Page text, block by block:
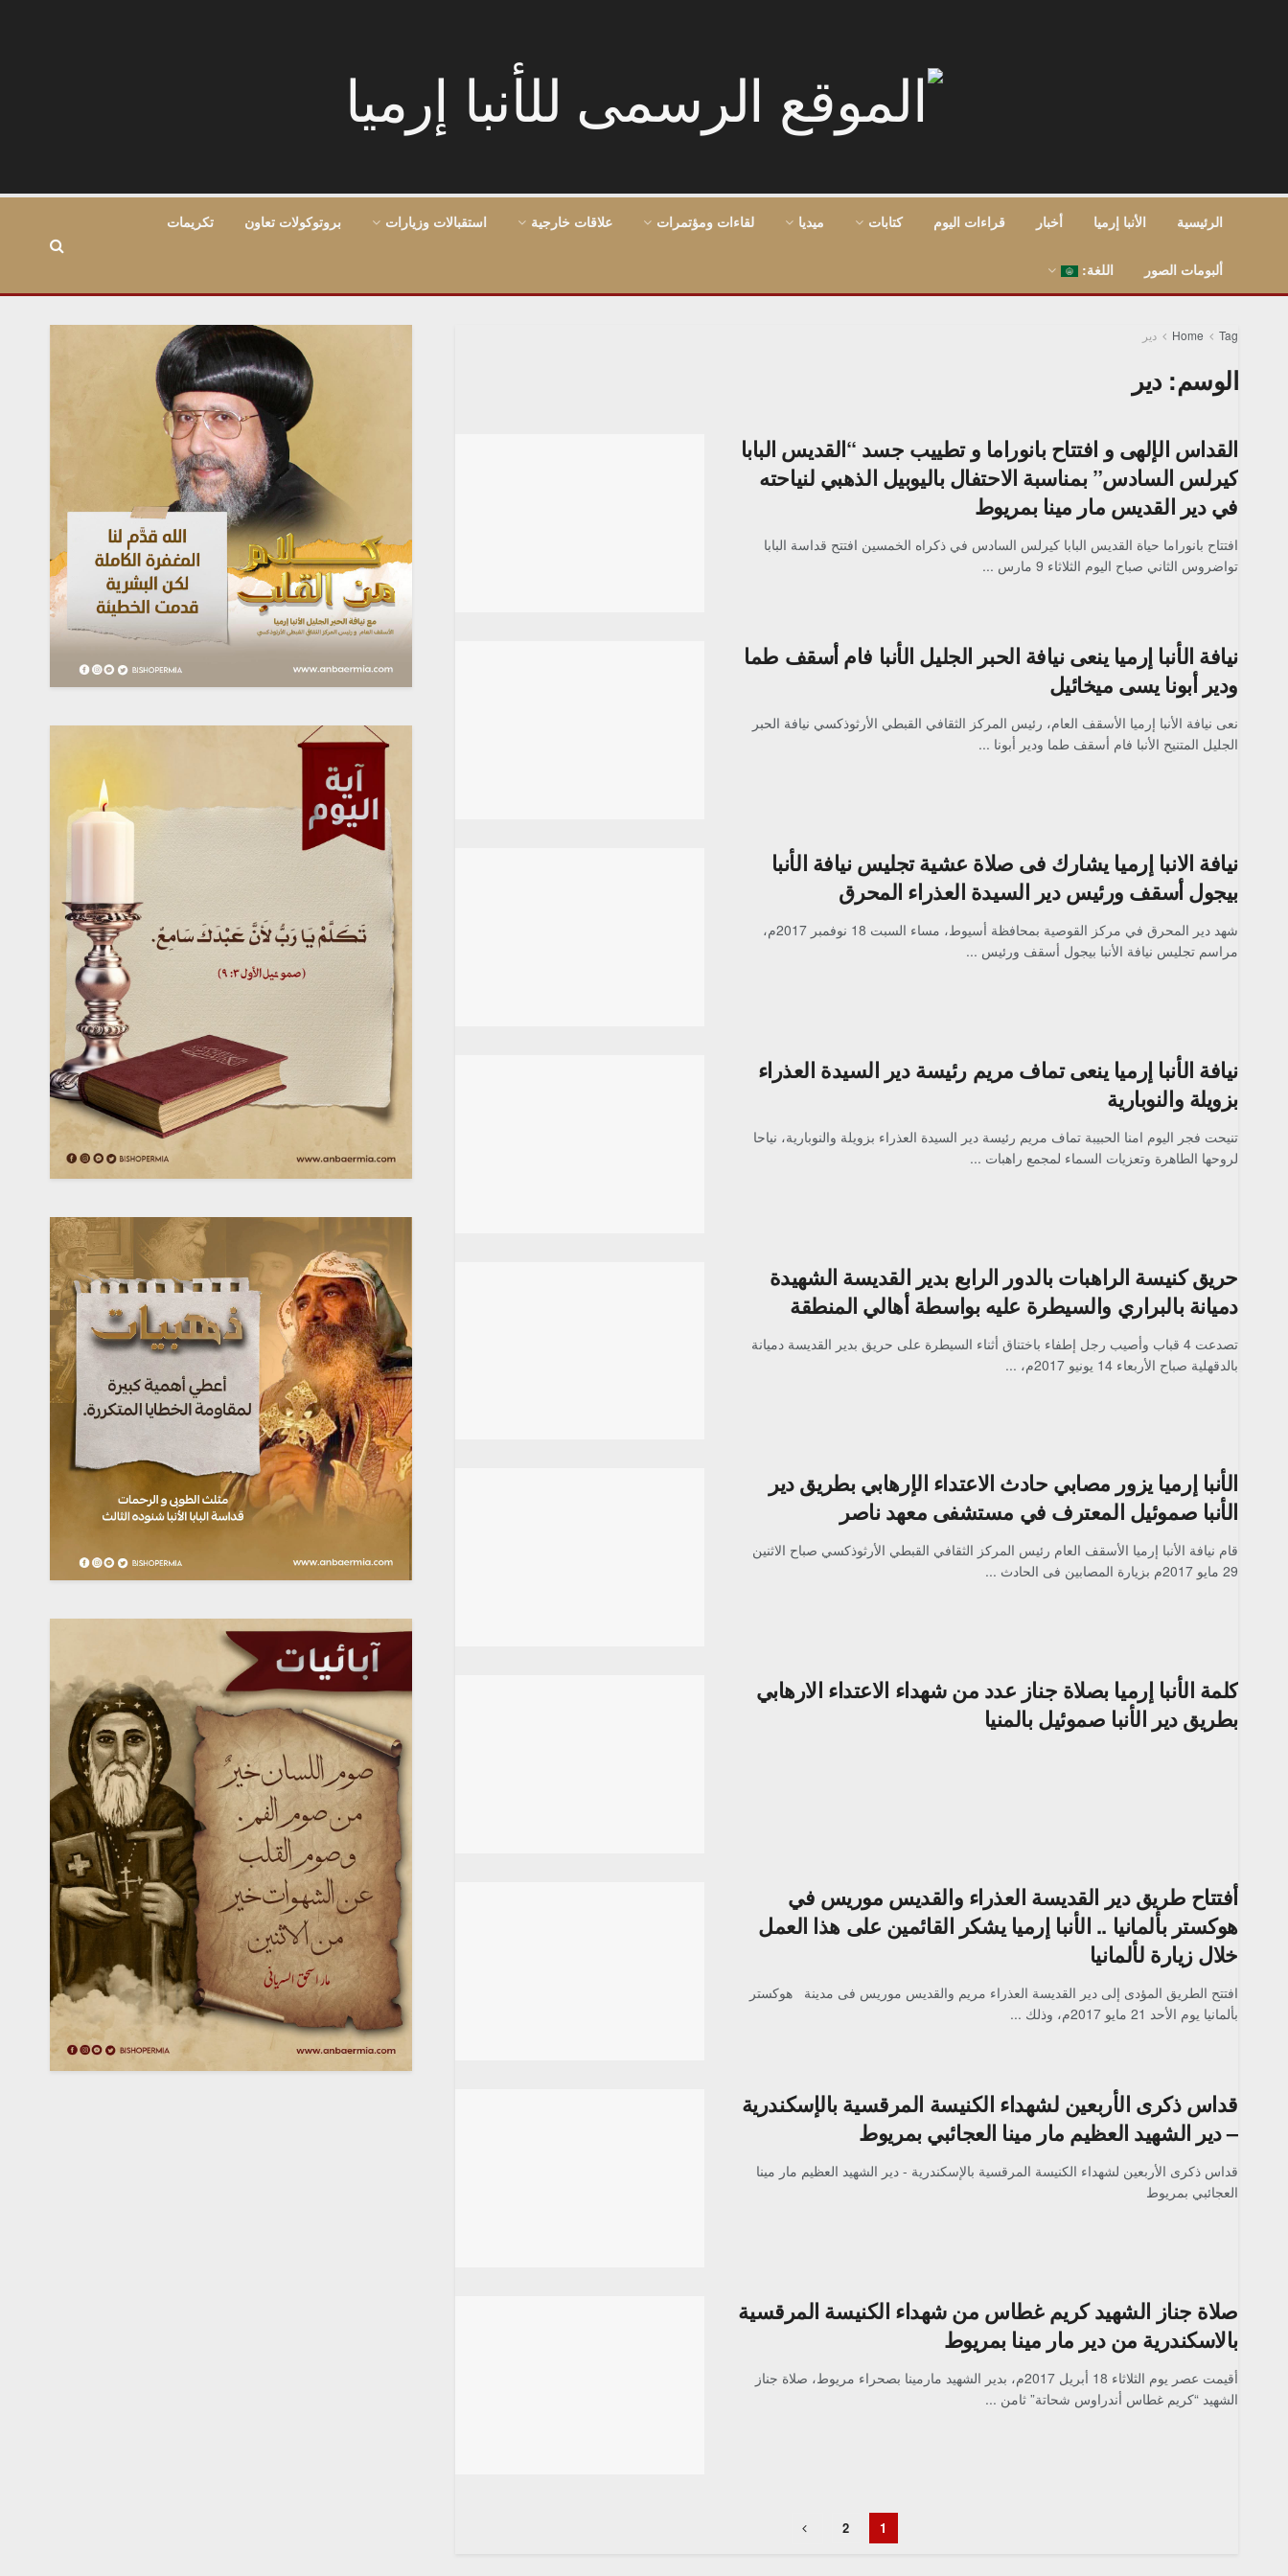
الرئيسية الأنبا إرميا أخبار قراءات اليوم كتابات ميديا لقاءات ومؤتمرات علاقات خارجية استقبالات وزيارات بروتوكولات تعاون تكريمات
ألبومات الصور اللغة:
Home Tag دير
الوسم:دير
القداس الإلهى و افتتاح بانوراما و تطييب جسد “القديس البابا
كيرلس السادس” بمناسبة الاحتفال باليوبيل الذهبي لنياحته
في دير القديس مار مينا بمريوط
افتتاح بانوراما حياة القديس البابا كيرلس السادس في ذكراه الخمسين افتتح قداسة البابا
تواضروس الثاني صباح اليوم الثلاثاء 9 مارس ...
نيافة الأنبا إرميا ينعى نيافة الحبر الجليل الأنبا فام أسقف طما
ودير أبونا يسى ميخائيل
نعى نيافة الأنبا إرميا الأسقف العام، رئيس المركز الثقافي القبطي الأرثوذكسي نيافة الحبر
الجليل المتنيح الأنبا فام أسقف طما ودير أبونا ...
نيافة الانبا إرميا يشارك فى صلاة عشية تجليس نيافة الأنبا
بيجول أسقف ورئيس دير السيدة العذراء المحرق
شهد دير المحرق في مركز القوصية بمحافظة أسيوط، مساء السبت 18 نوفمبر 2017م،
مراسم تجليس نيافة الأنبا بيجول أسقف ورئيس ...
نيافة الأنبا إرميا ينعى تماف مريم رئيسة دير السيدة العذراء
بزويلة والنوبارية
تنيحت فجر اليوم امنا الحبيبة تماف مريم رئيسة دير السيدة العذراء بزويلة والنوبارية، نياحا
لروحها الطاهرة وتعزيات السماء لمجمع راهبات ...
حريق كنيسة الراهبات بالدور الرابع بدير القديسة الشهيدة
دميانة بالبراري والسيطرة عليه بواسطة أهالي المنطقة
تصدعت 4 قباب وأصيب رجل إطفاء باختناق أثناء السيطرة على حريق بدير القديسة دميانة
بالدقهلية صباح الأربعاء 14 يونيو 2017م، ...
الأنبا إرميا يزور مصابي حادث الاعتداء الإرهابي بطريق دير
الأنبا صموئيل المعترف في مستشفى معهد ناصر
قام نيافة الأنبا إرميا الأسقف العام رئيس المركز الثقافي القبطي الأرثوذكسي صباح الاثنين
29 مايو 2017م بزيارة المصابين فى الحادث ...
كلمة الأنبا إرميا بصلاة جناز عدد من شهداء الاعتداء الارهابي
بطريق دير الأنبا صموئيل بالمنيا
أفتتاح طريق دير القديسة العذراء والقديس موريس في
هوكستر بألمانيا .. الأنبا إرميا يشكر القائمين على هذا العمل
خلال زيارة لألمانيا
افتتح الطريق المؤدى إلى دير القديسة العذراء مريم والقديس موريس فى مدينة هوكستر
بألمانيا يوم الأحد 21 مايو 2017م، وذلك ...
قداس ذكرى الأربعين لشهداء الكنيسة المرقسية بالإسكندرية
– دير الشهيد العظيم مار مينا العجائبي بمريوط
قداس ذكرى الأربعين لشهداء الكنيسة المرقسية بالإسكندرية - دير الشهيد العظيم مار مينا
العجائبي بمريوط
صلاة جناز الشهيد كريم غطاس من شهداء الكنيسة المرقسية
بالاسكندرية من دير مار مينا بمريوط
أقيمت عصر يوم الثلاثاء 18 أبريل 2017م، بدير الشهيد مارمينا بصحراء مريوط، صلاة جناز
الشهيد “كريم غطاس أندراوس شحاتة” ثامن ...
1
2